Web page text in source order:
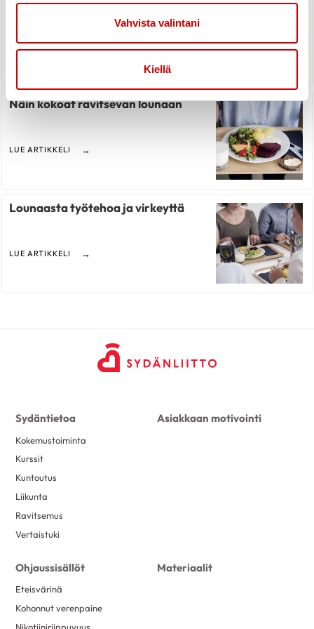
Vahvista valintani
Kiellä
LUE ARTIKKELI
Näin kokoat ravitsevan lounaan
LUE ARTIKKELI
Lounaasta työtehoa ja virkeyttä
LUE ARTIKKELI
Sydäntietoa
Kokemustoiminta
Kurssit
Kuntoutus
Liikunta
Ravitsemus
Vertaistuki
Asiakkaan motivointi
Ohjaussisällöt
Eteisvärinä
Kohonnut verenpaine
Materiaalit